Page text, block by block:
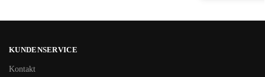
KUNDENSERVICE
Kontakt